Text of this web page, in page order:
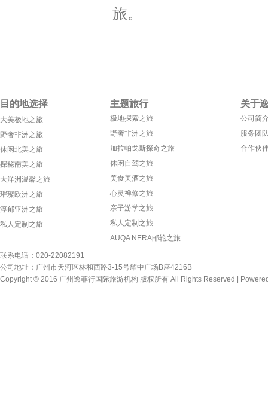
旅。
目的地选择
大美极地之旅
野奢非洲之旅
休闲北美之旅
探秘南美之旅
大洋洲温馨之旅
璀璨欧洲之旅
淳郁亚洲之旅
私人定制之旅
主题旅行
极地探索之旅
野奢非洲之旅
加拉帕戈斯探奇之旅
休闲自驾之旅
美食美酒之旅
心灵禅修之旅
亲子游学之旅
私人定制之旅
AUQA NERA邮轮之旅
关于
公司简
服务团
合作伙
联系电话：020-22082191
公司地址：广州市天河区林和西路3-15号耀中广场B座4216B
Copyright © 2016 广州逸菲行国际旅游机构 版权所有 All Rights Reserved |